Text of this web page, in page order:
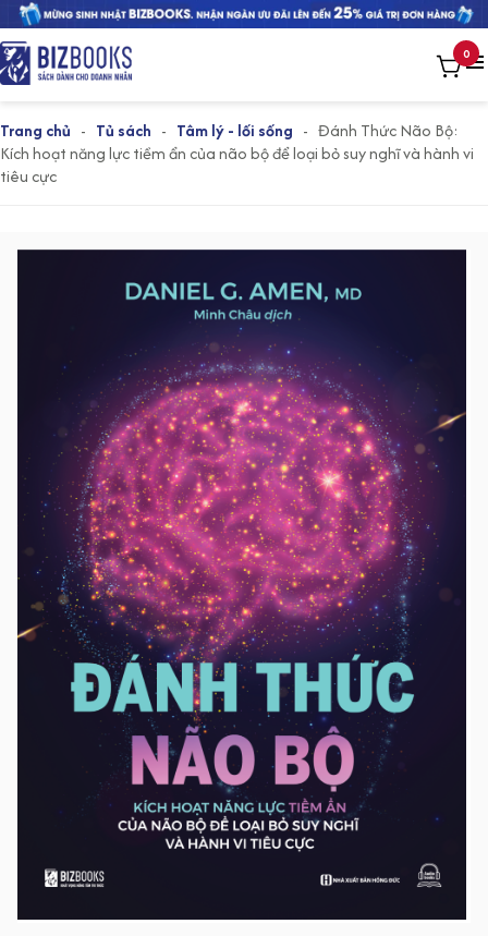
0
Trang chủ - Tủ sách - Tâm lý - lối sống - Đánh Thức Não Bộ:
Kích hoạt năng lực tiềm ẩn của não bộ để loại bỏ suy nghĩ và hành vi
tiêu cực